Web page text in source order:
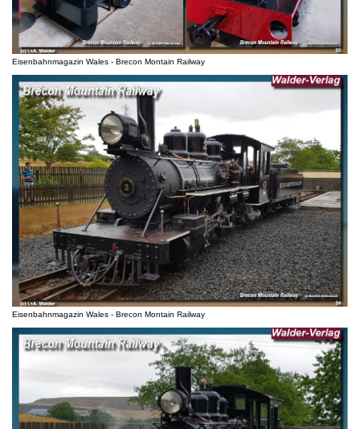
Eisenbahnmagazin Wales - Brecon Montain Railway
Eisenbahnmagazin Wales - Brecon Montain Railway